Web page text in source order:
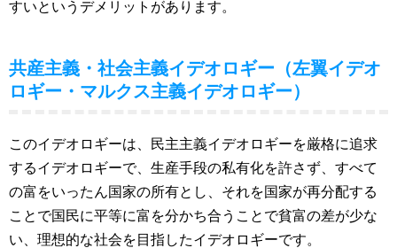
すいというデメリットがあります。
共産主義・社会主義イデオロギー（左翼イデオ
ロギー・マルクス主義イデオロギー）
このイデオロギーは、民主主義イデオロギーを厳格に追求
するイデオロギーで、生産手段の私有化を許さず、すべて
の富をいったん国家の所有とし、それを国家が再分配する
ことで国民に平等に富を分かち合うことで貧富の差が少な
い、理想的な社会を目指したイデオロギーです。